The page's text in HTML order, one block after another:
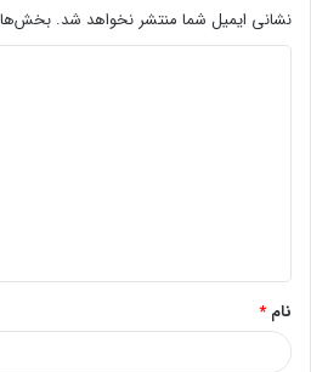
نشانی ایمیل شما منتشر نخواهد شد.
*
نام *